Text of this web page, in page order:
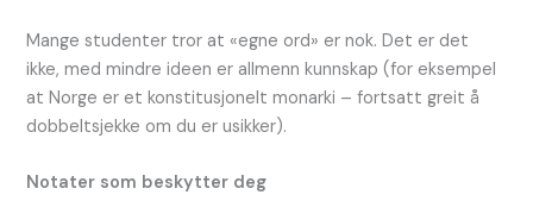
Mange studenter tror at «egne ord» er nok. Det er det
ikke, med mindre ideen er allmenn kunnskap (for eksempel
at Norge er et konstitusjonelt monarki – fortsatt greit å
dobbeltsjekke om du er usikker).
Notater som beskytter deg